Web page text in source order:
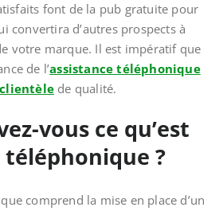
font de la pub gratuite pour
convertira d’autres prospects à
votre marque. Il est impératif que
de l’assistance téléphonique
de qualité.
vous ce qu’est
téléphonique ?
comprend la mise en place d’un